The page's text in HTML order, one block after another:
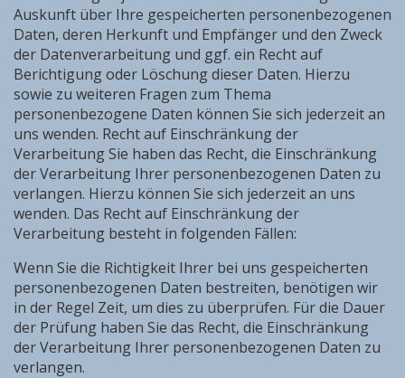
Auskunft über Ihre gespeicherten personenbezogenen
Daten, deren Herkunft und Empfänger und den Zweck
der Datenverarbeitung und ggf. ein Recht auf
Berichtigung oder Löschung dieser Daten. Hierzu
sowie zu weiteren Fragen zum Thema
personenbezogene Daten können Sie sich jederzeit an
uns wenden. Recht auf Einschränkung der
Verarbeitung Sie haben das Recht, die Einschränkung
der Verarbeitung Ihrer personenbezogenen Daten zu
verlangen. Hierzu können Sie sich jederzeit an uns
wenden. Das Recht auf Einschränkung der
Verarbeitung besteht in folgenden Fällen:
Wenn Sie die Richtigkeit Ihrer bei uns gespeicherten
personenbezogenen Daten bestreiten, benötigen wir
in der Regel Zeit, um dies zu überprüfen. Für die Dauer
der Prüfung haben Sie das Recht, die Einschränkung
der Verarbeitung Ihrer personenbezogenen Daten zu
verlangen.